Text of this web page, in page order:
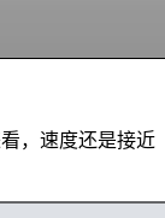
，速度还是接近